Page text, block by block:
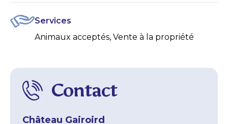
Services
Animaux acceptés, Vente à la propriété
Contact
Château Gairoird